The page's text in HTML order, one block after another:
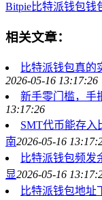
Bitpie比特派钱包钱
相关文章：
比特派钱包真的
2026-05-16 13:17:26
新手零门槛，手
13:17:26
SMT代币能存入
南2026-05-16
比特派钱包频发
显2026-05-16
比特派钱包地址